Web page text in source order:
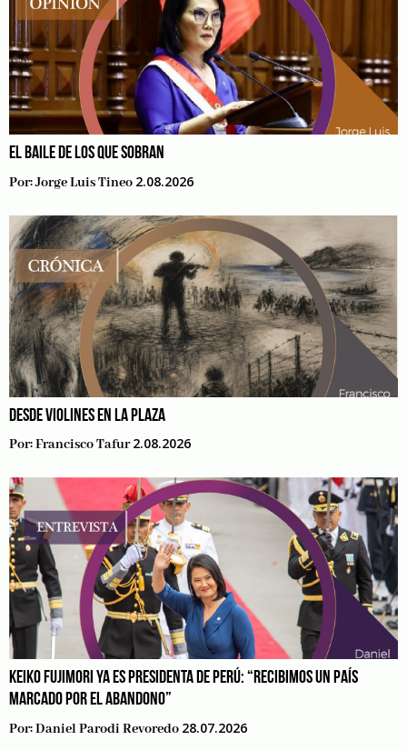
EL BAILE DE LOS QUE SOBRAN
Por:Jorge Luis Tineo 2.08.2026
DESDE VIOLINES EN LA PLAZA
Por:Francisco Tafur 2.08.2026
KEIKO FUJIMORI YA ES PRESIDENTA DE PERÚ: “RECIBIMOS UN PAÍS
MARCADO POR EL ABANDONO”
Por:Daniel Parodi Revoredo 28.07.2026